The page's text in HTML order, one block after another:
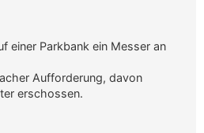
einer Parkbank ein Messer an
Aufforderung, davon
erschossen.